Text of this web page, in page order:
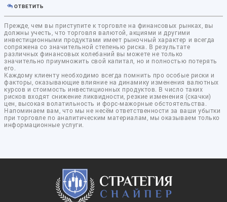
ОТВЕТИТЬ
Прежде, чем вы приступите к торговле на финансовых рынках, вы
должны учесть, что торговля валютой, акциями и другими
инвестиционными продуктами имеет рыночный характер и всегда
сопряжена со значительной степенью риска. В результате
различных финансовых колебаний вы можете не только
значительно приумножить свой капитал, но и полностью потерять
его.
Каждому клиенту необходимо всегда помнить про особые риски и
факторы, оказывающие влияние на динамику изменения валютных
курсов и стоимость инвестиционных продуктов. В число таких
рисков входят снижение ликвидности, резкие изменения (скачки)
цен, высокая волатильность и форс-мажорные обстоятельства.
Напоминаем вам, что мы не несём ответственности за ваши убытки
при торговле по аналитическим материалам, мы оказываем только
информационные услуги.